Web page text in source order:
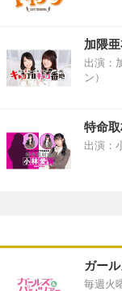
加隈
出演：
ン）
特命
出演：
ガー
毎週火